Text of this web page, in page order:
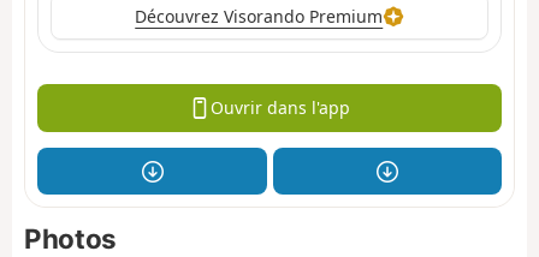
Découvrez Visorando Premium
Ouvrir dans l'app
Photos